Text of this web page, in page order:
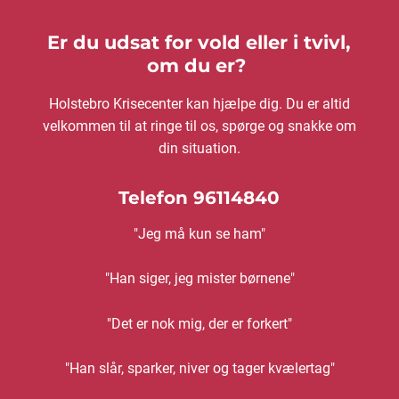
Er du udsat for vold eller i tvivl,
om du er?
Holstebro Krisecenter kan hjælpe dig. Du er altid
velkommen til at ringe til os, spørge og snakke om
din situation.
Telefon 96114840
"Jeg må kun se ham"
"Han siger, jeg mister børnene"
"Det er nok mig, der er forkert"
"Han slår, sparker, niver og tager kvælertag"